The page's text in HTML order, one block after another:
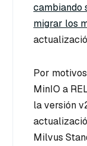
cambiando
migrar los
Por
MinIO a
la versión
Milvus